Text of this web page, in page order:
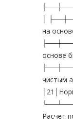
│
на
основе
чистым
Расчет